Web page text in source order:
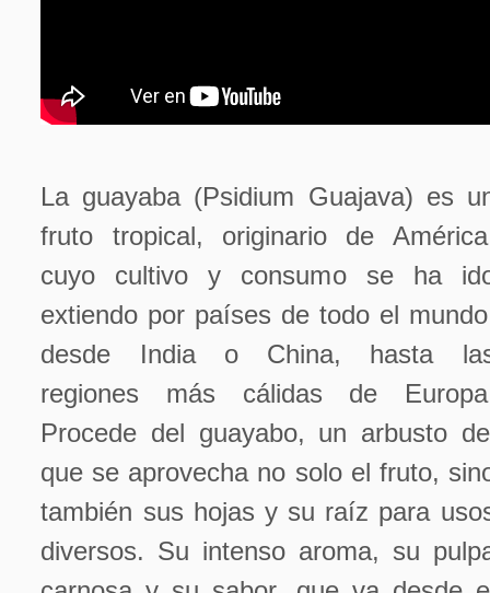
La guayaba (Psidium Guajava) es
fruto tropical, originario de
cuyo cultivo y consumo se ha
extiendo por países de todo el
desde India o China, hasta
regiones más cálidas de
Procede del guayabo, un arbusto
que se aprovecha no solo el fruto,
también sus hojas y su raíz para
diversos. Su intenso aroma, su